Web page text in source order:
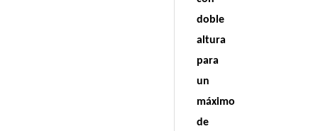
doble
altura
para
un
máximo
de